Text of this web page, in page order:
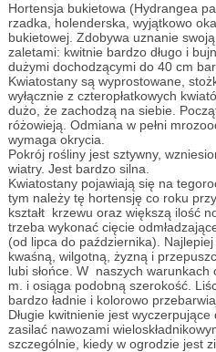
Hortensja bukietowa (Hydrangea
rzadka, holenderska, wyjątkowo
bukietowej. Zdobywa uznanie
zaletami: kwitnie bardzo długo i
dużymi dochodzącymi do 40 cm
Kwiatostany są wyprostowane,
wyłącznie z czteropłatkowych
dużo, że zachodzą na siebie.
różowieją. Odmiana w pełni
wymaga okrycia.
Pokrój rośliny jest sztywny,
wiatry. Jest bardzo silna.
Kwiatostany pojawiają się na
tym należy tę hortensję co roku
kształt krzewu oraz większą ilość
trzeba wykonać cięcie
(od lipca do października).
kwaśną, wilgotną, żyzną i
lubi słońce. W naszych
m. i osiąga podobną szerokość.
bardzo ładnie i kolorowo
Długie kwitnienie jest
zasilać nawozami
szczególnie, kiedy w ogrodzie jest